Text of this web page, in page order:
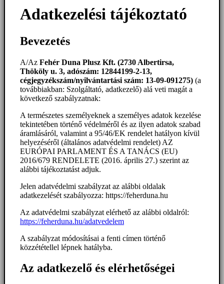
Adatkezelési tájékoztató
Bevezetés
A/Az Fehér Duna Plusz Kft. (2730 Albertirsa,
Thököly u. 3, adószám: 12844199-2-13,
cégjegyzékszám/nyilvántartási szám: 13-09-091275) (a
továbbiakban: Szolgáltató, adatkezelő) alá veti magát a
következő szabályzatnak:
A természetes személyeknek a személyes adatok kezelése
tekintetében történő védelméről és az ilyen adatok szabad
áramlásáról, valamint a 95/46/EK rendelet hatályon kívül
helyezéséről (általános adatvédelmi rendelet) AZ
EURÓPAI PARLAMENT ÉS A TANÁCS (EU)
2016/679 RENDELETE (2016. április 27.) szerint az
alábbi tájékoztatást adjuk.
Jelen adatvédelmi szabályzat az alábbi oldalak
adatkezelését szabályozza: https://feherduna.hu
Az adatvédelmi szabályzat elérhető az alábbi oldalról:
https://feherduna.hu/adatvedelem
A szabályzat módosításai a fenti címen történő
közzététellel lépnek hatályba.
Az adatkezelő és elérhetőségei